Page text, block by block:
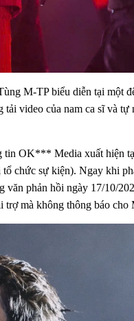
M-TP biểu diễn tại một
video của nam ca sĩ và tự
tin OK*** Media xuất hiện
chức sự kiện). Ngay khi
văn phản hồi ngày 17/10/
mà không thông báo cho